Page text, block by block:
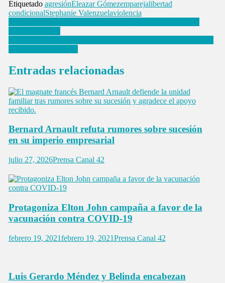
Etiquetado agresiónEleazar Gómezemparejalibertad
condicionalStephanie Valenzuelaviolencia
Navegación
de
entradas
Entradas relacionadas
Bernard Arnault refuta rumores sobre sucesión
en su imperio empresarial
julio 27, 2026Prensa Canal 42
Protagoniza Elton John campaña a favor de la
vacunación contra COVID-19
febrero 19, 2021febrero 19, 2021Prensa Canal 42
Luis Gerardo Méndez y Belinda encabezan